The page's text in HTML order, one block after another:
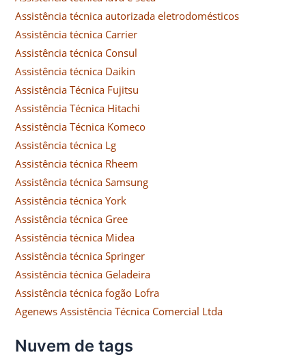
Assistência técnica autorizada eletrodomésticos
Assistência técnica Carrier
Assistência técnica Consul
Assistência técnica Daikin
Assistência Técnica Fujitsu
Assistência Técnica Hitachi
Assistência Técnica Komeco
Assistência técnica Lg
Assistência técnica Rheem
Assistência técnica Samsung
Assistência técnica York
Assistência técnica Gree
Assistência técnica Midea
Assistência técnica Springer
Assistência técnica Geladeira
Assistência técnica fogão Lofra
Agenews Assistência Técnica Comercial Ltda
Nuvem de tags